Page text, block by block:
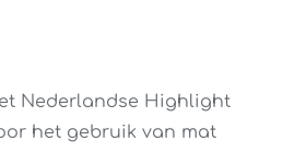
Nederlandse Highlight
het gebruik van mat